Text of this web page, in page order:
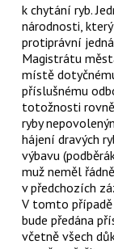
k chytání ryb.
národnosti,
protiprávní
Magistrátu
místě
příslušnému
totožnosti
ryby
hájení dravých
výbavu
muž neměl
v předchozích
V tomto případě
bude předána
včetně všech